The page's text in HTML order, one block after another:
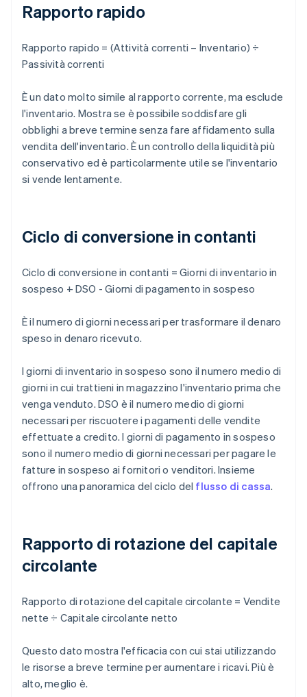
Rapporto rapido
Rapporto rapido = (Attività correnti – Inventario) ÷
Passività correnti
È un dato molto simile al rapporto corrente, ma esclude
l'inventario. Mostra se è possibile soddisfare gli
obblighi a breve termine senza fare affidamento sulla
vendita dell'inventario. È un controllo della liquidità più
conservativo ed è particolarmente utile se l'inventario
si vende lentamente.
Ciclo di conversione in contanti
Ciclo di conversione in contanti = Giorni di inventario in
sospeso + DSO - Giorni di pagamento in sospeso
È il numero di giorni necessari per trasformare il denaro
speso in denaro ricevuto.
I giorni di inventario in sospeso sono il numero medio di
giorni in cui trattieni in magazzino l'inventario prima che
venga venduto. DSO è il numero medio di giorni
necessari per riscuotere i pagamenti delle vendite
effettuate a credito. I giorni di pagamento in sospeso
sono il numero medio di giorni necessari per pagare le
fatture in sospeso ai fornitori o venditori. Insieme
offrono una panoramica del ciclo del flusso di cassa.
Rapporto di rotazione del capitale
circolante
Rapporto di rotazione del capitale circolante = Vendite
nette ÷ Capitale circolante netto
Questo dato mostra l'efficacia con cui stai utilizzando
le risorse a breve termine per aumentare i ricavi. Più è
alto, meglio è.